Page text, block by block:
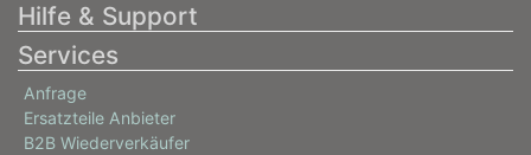
Hilfe & Support
Services
Anfrage
Ersatzteile Anbieter
B2B Wiederverkäufer